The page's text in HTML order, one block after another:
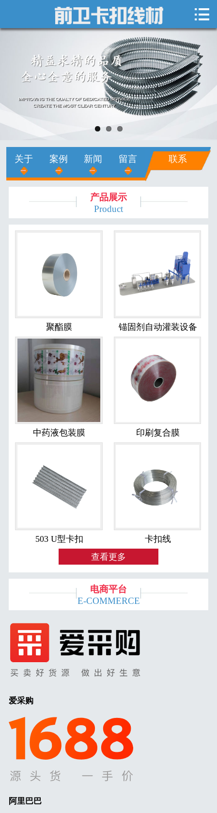
 网站首页
关于我们
新闻中心
产品展示
销售网络
在线留言
联系我们

关于 案例 新闻 留言 联系
产品展示
Product
聚酯膜 锚固剂自动灌装设备
中药液包装膜 印刷复合膜
503 U型卡扣
卡扣线
查看更多
电商平台
E-COMMERCE
爱采购
阿里巴巴